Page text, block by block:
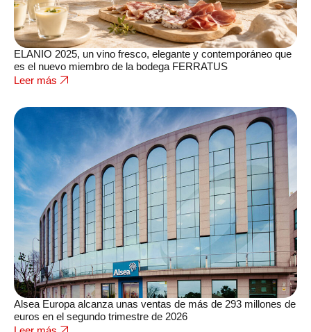
ELANIO 2025, un vino fresco, elegante y contemporáneo que
es el nuevo miembro de la bodega FERRATUS
Leer más
Alsea Europa alcanza unas ventas de más de 293 millones de
euros en el segundo trimestre de 2026